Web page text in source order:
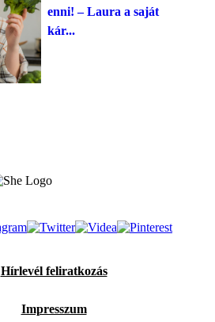
enni! – Laura a saját
kár...
Hírlevél feliratkozás
Impresszum